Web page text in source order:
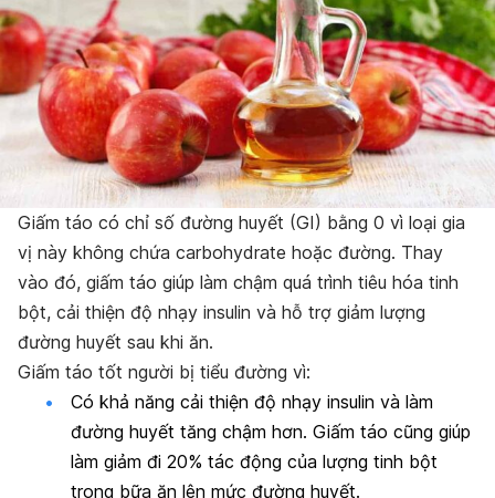
Giấm táo có chỉ số đường huyết (GI) bằng 0 vì loại gia
vị này không chứa carbohydrate hoặc đường. Thay
vào đó, giấm táo giúp làm chậm quá trình tiêu hóa tinh
bột, cải thiện độ nhạy insulin và hỗ trợ giảm lượng
đường huyết sau khi ăn.
Giấm táo tốt người bị tiểu đường vì:
Có khả năng cải thiện độ nhạy insulin và làm
đường huyết tăng chậm hơn. Giấm táo cũng giúp
làm giảm đi 20% tác động của lượng tinh bột
trong bữa ăn lên mức đường huyết.